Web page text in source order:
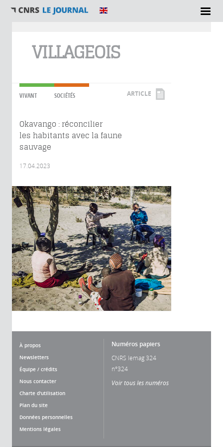
VILLAGEOIS
VIVANT SOCIÉTÉS ARTICLE
Okavango : réconcilier
les habitants avec la faune
sauvage
17.04.2023
À propos
Newsletters
Équipe / crédits
Nous contacter
Charte d'utilisation
Plan du site
Données personnelles
Mentions légales
Numéros papiers
CNRS lemag 324
n°324
Voir tous les numéros